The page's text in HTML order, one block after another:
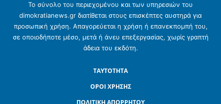
Το σύνολο του περιεχομένου και των υπηρεσιών του
dimokratianews.gr διατίθεται στους επισκέπτες αυστηρά για
προσωπική χρήση. Απαγορεύεται η χρήση ή επανεκπομπή του,
σε οποιοδήποτε μέσο, μετά ή άνευ επεξεργασίας, χωρίς γραπτή
άδεια του εκδότη.
ΤΑΥΤΟΤΗΤΑ
ΟΡΟΙ ΧΡΗΣΗΣ
ΠΟΛΙΤΙΚΗ ΑΠΟΡΡΗΤΟΥ